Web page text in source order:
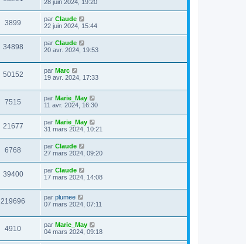
28 juin 2024, 19:20
3899 par Claude
22 juin 2024, 15:44
34898 par Claude
20 avr. 2024, 19:53
50152 par Marc
19 avr. 2024, 17:33
7515 par Marie_May
11 avr. 2024, 16:30
21677 par Marie_May
31 mars 2024, 10:21
6768 par Claude
27 mars 2024, 09:20
39400 par Claude
17 mars 2024, 14:08
219696 par plumee
07 mars 2024, 07:11
4910 par Marie_May
04 mars 2024, 09:18